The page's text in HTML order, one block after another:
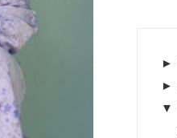
►
►
▼